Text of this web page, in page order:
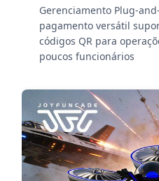
Gerenciamento Plug-
pagamento versátil
códigos QR para
poucos funcionários